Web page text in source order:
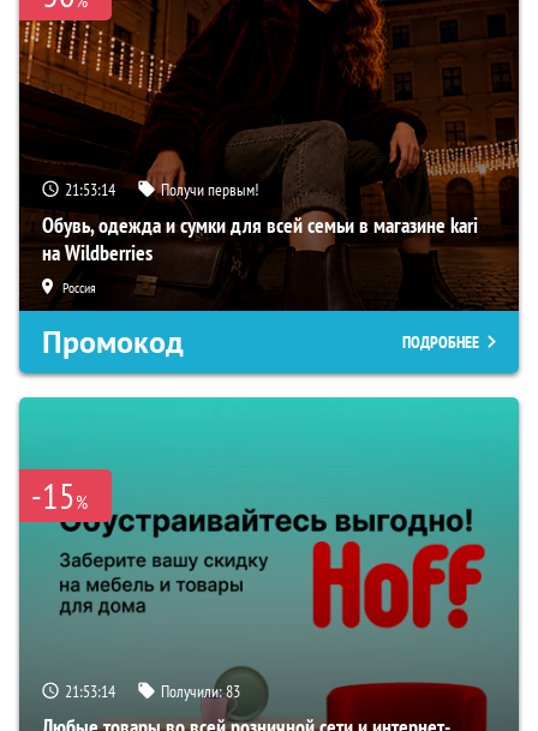
21:53:13 Получи первым!
Обувь, одежда и сумки для всей семьи в магазине kari
на Wildberries
Россия
Промокод ПОДРОБНЕЕ
-15%
21:53:13 Получили:83